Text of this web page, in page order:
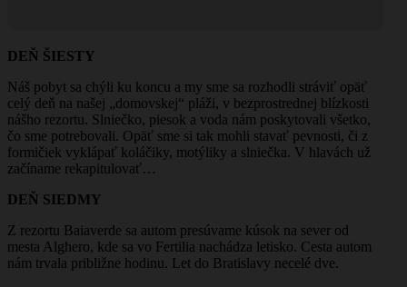
DEŇ ŠIESTY
Náš pobyt sa chýli ku koncu a my sme sa rozhodli stráviť opäť
celý deň na našej „domovskej“ pláži, v bezprostrednej blízkosti
nášho rezortu. Slniečko, piesok a voda nám poskytovali všetko,
čo sme potrebovali. Opäť sme si tak mohli stavať pevnosti, či z
formičiek vyklápať koláčiky, motýliky a slniečka. V hlavách už
začíname rekapitulovať…
DEŇ SIEDMY
Z rezortu Baiaverde sa autom presúvame kúsok na sever od
mesta Alghero, kde sa vo Fertilia nachádza letisko. Cesta autom
nám trvala približne hodinu. Let do Bratislavy necelé dve.